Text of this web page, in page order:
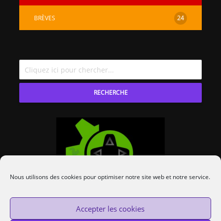
Nous utilisons des cookies pour optimiser notre site web et notre service.
Accepter les cookies
BRÈVES 24
RECHERCHE